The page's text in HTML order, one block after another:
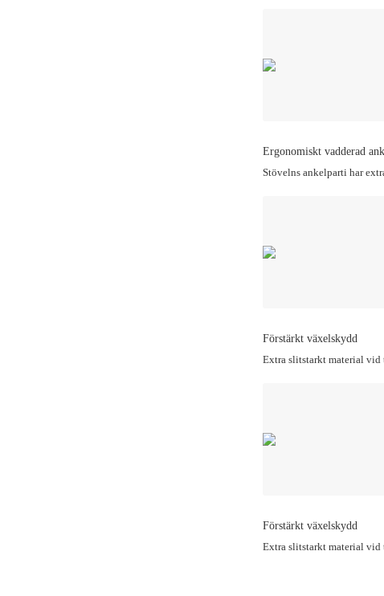
Ergonomiskt vadderad
Stövelns ankelparti har
Förstärkt växelskydd
Extra slitstarkt material vid
Förstärkt växelskydd
Extra slitstarkt material vid